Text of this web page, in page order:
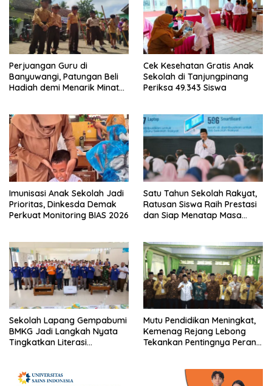
Perjuangan Guru di
Banyuwangi, Patungan Beli
Hadiah demi Menarik Minat
Cek Kesehatan Gratis Anak
Sekolah di Tanjungpinang
Periksa 49.343 Siswa
Imunisasi Anak Sekolah Jadi
Prioritas, Dinkesda Demak
Perkuat Monitoring BIAS 2026
Satu Tahun Sekolah Rakyat,
Ratusan Siswa Raih Prestasi
dan Siap Menatap Masa
Sekolah Lapang Gempabumi
BMKG Jadi Langkah Nyata
Tingkatkan Literasi
Mutu Pendidikan Meningkat,
Kemenag Rejang Lebong
Tekankan Pentingnya Peran